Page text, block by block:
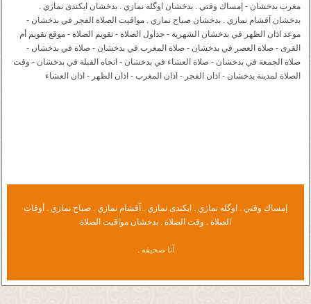
مغرب بدخشان - إمساك وقتي . بدخشان اوگله نمازي . بدخشان ايكندى نمازي .
بدخشان آقشام نمازي . بدخشان صباح نمازي . مواقيت الصلاة الفجر في بدخشان -
موعد اذان الظهر في بدخشان الشهرية - جداول الصلاة - تقويم الصلاة - موقع تقويم أم
القرى - صلاة العصر في بدخشان - صلاة المغرب في بدخشان - صلاة في بدخشاں -
صلاة الجمعة في بدخشان - صلاة العشاء في بدخشان - اتجاه القبلة في بدخشان - وقت
الصلاة لمدينة بدخشان - اذان الفجر - اذان المغرب - اذان الظهر - اذان العشاء
إمساك وقتي . اوگله نمازي . ايكندى نمازي . آقشام نمازي . صباح نمازي . أوقات
الصلاة . وقت الصلاة . بدخشان مواقيت الصلاة
آنا صحيفه